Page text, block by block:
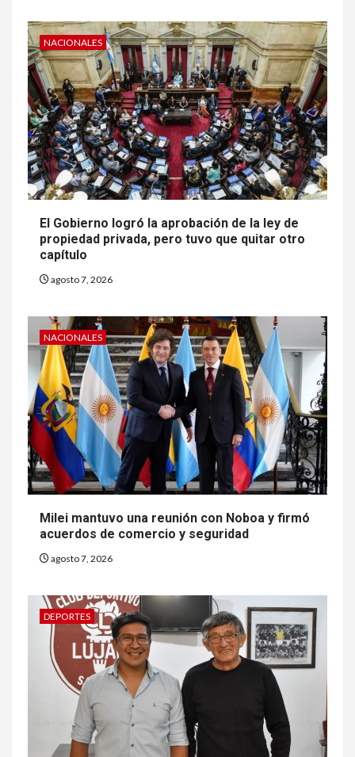
NACIONALES
El Gobierno logró la aprobación de la ley de
propiedad privada, pero tuvo que quitar otro
capítulo
agosto 7, 2026
NACIONALES
Milei mantuvo una reunión con Noboa y firmó
acuerdos de comercio y seguridad
agosto 7, 2026
DEPORTES